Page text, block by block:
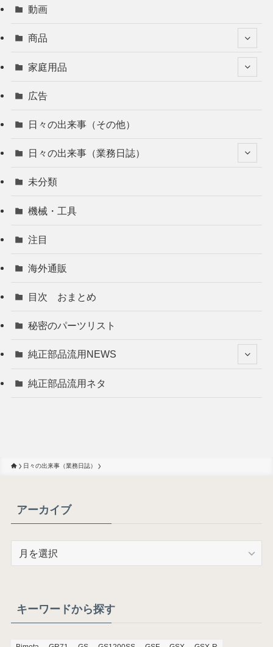
動画
商品
家庭用品
広告
日々の出来事（その他）
日々の出来事（業務日誌）
未分類
機械・工具
注目
海外通販
目次 おまとめ
秘密のパーツリスト
純正部品流用NEWS
純正部品流用ネタ
日々の出来事（業務日誌）
アーカイブ
ブキーワードから探す